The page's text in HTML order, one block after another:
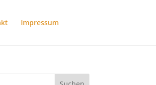
Impressum